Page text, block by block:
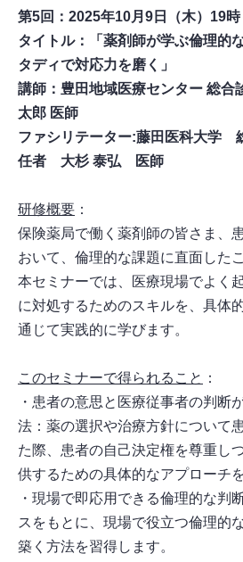
第5回：2025年10月9日（木）19
タイトル：「薬剤師が学ぶ倫理的
タディで対応力を磨く」
講師：豊田地域医療センター 総
太郎 医師
ファシリテーター:藤田医科大学
任者 大杉 泰弘 医師
研修概要 ：
保険薬局で働く薬剤師の皆さま、
おいて、倫理的な課題に直面した
本セミナーでは、医療現場でよく
に対処するためのスキルを、具体
通じて実践的に学びます。
このセミナーで得られること ：
・患者の意思と医療従事者の判断
法：薬の選択や治療方針について
た際、患者の自己決定権を尊重し
供するための具体的なアプローチ
・現場で即応用できる倫理的な判
スをもとに、現場で役立つ倫理的
築く方法を習得します。